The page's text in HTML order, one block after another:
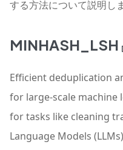
する方法について説明しま
MINHASH_LSH
Efficient deduplication
for large-scale machine
for tasks like cleaning
Language Models